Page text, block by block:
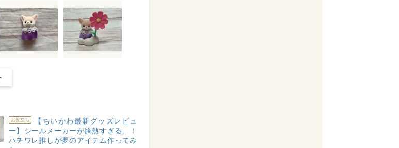
お役立ち
【ちいかわ最新グッズレビュ
ー】シールメーカーが胸熱すぎる…！
ハチワレ推しが夢のアイテム作ってみ